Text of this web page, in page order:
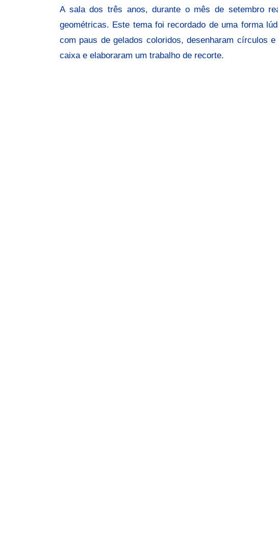
A sala dos três anos, durante o mês de setembro
geométricas. Este tema foi recordado de uma forma
com paus de gelados coloridos, desenharam círculos
caixa e elaboraram um trabalho de recorte.